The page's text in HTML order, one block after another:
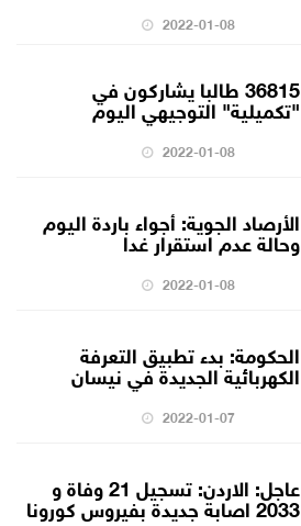
2022-01-08
36815 طالبا يشاركون في
"تكميلية" التوجيهي اليوم
2022-01-08
الأرصاد الجوية: أجواء باردة اليوم
وحالة عدم استقرار غدا
2022-01-08
الحكومة: بدء تطبيق التعرفة
الكهربائية الجديدة في نيسان
2022-01-07
عاجل: الاردن: تسجيل 21 وفاة و
2033 اصابة جديدة بفيروس كورونا